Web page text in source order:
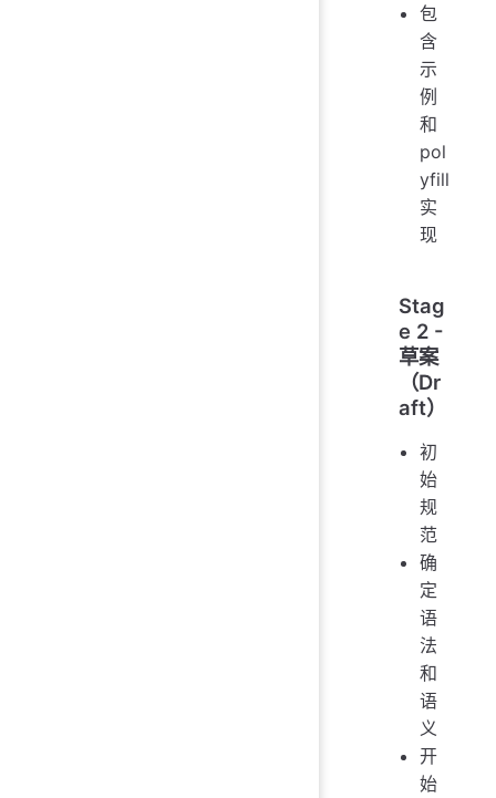
包
含
示
例
和
pol
yfill
实
现
Stag
e 2 -
草案
（Dr
aft）
初
始
规
范
确
定
语
法
和
语
义
开
始